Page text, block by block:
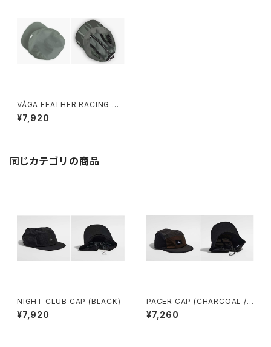
VÅGA FEATHER RACING CA
P (SAGE GREEN)
¥7,920
同じカテゴリの商品
NIGHT CLUB CAP (BLACK)
¥7,920
PACER CAP (CHARCOAL /
BLACK / BROWN)
¥7,260